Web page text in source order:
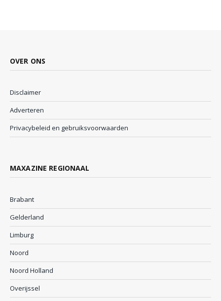
OVER ONS
Disclaimer
Adverteren
Privacybeleid en gebruiksvoorwaarden
MAXAZINE REGIONAAL
Brabant
Gelderland
Limburg
Noord
Noord Holland
Overijssel